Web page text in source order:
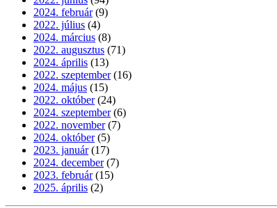
2024. február (9)
2022. július (4)
2024. március (8)
2022. augusztus (71)
2024. április (13)
2022. szeptember (16)
2024. május (15)
2022. október (24)
2024. szeptember (6)
2022. november (7)
2024. október (5)
2023. január (17)
2024. december (7)
2023. február (15)
2025. április (2)